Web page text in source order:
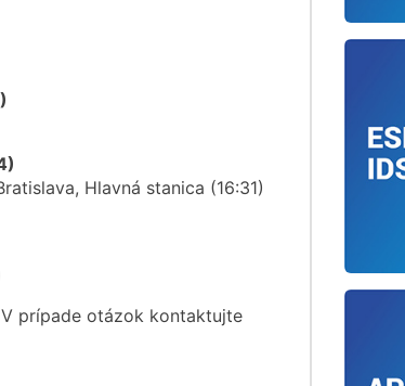
Hlavná stanica (16:31)
prípade otázok kontaktujte